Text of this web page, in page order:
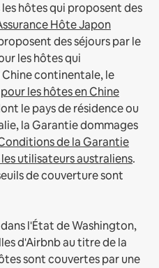
hôtes qui proposent des
Hôte Japon
des séjours par le
les hôtes qui
continentale, le
les hôtes en Chine
le pays de résidence ou
la Garantie dommages
de la Garantie
utilisateurs australiens.
de couverture sont
l'État de Washington,
d'Airbnb au titre de la
sont couvertes par une